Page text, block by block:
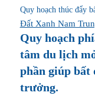
Quy hoạch thúc đẩy
Đất Xanh Nam
Quy hoạch
tâm du lịch
phần giúp bất
trưởng.